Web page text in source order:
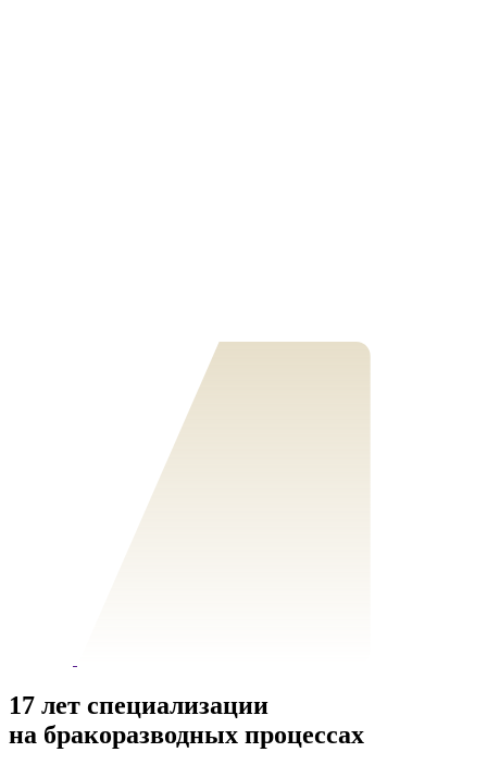
17 лет специализации
на бракоразводных процессах